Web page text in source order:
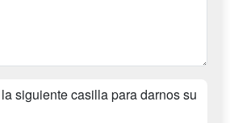
siguiente casilla para darnos su